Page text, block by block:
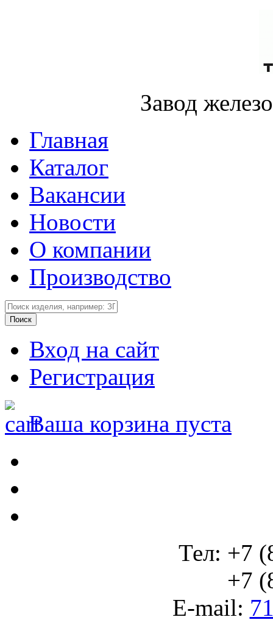
Завод
Главная
Каталог
Вакансии
Новости
О компании
Производство
Вход на сайт
Регистрация
Ваша корзина пуста
Тел: +7
+7
E-mail: